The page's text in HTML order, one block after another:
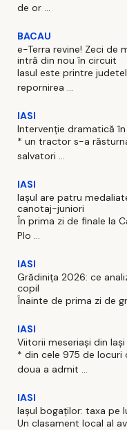
de or ...
BACAU
e-Terra revine! Zeci de
intră din nou în circuit
Iasul este printre
repornirea ...
IASI
Intervenție dramatică
* un tractor s-a
salvatori ...
IASI
Iaşul are patru
canotaj-juniori
În prima zi de finale la
Plo ...
IASI
Grădinița 2026: ce
copil
Înainte de prima zi de
IASI
Viitorii meseriași din
* din cele 975 de
doua a admit ...
IASI
Iașul bogaților: taxa pe
Un clasament local al